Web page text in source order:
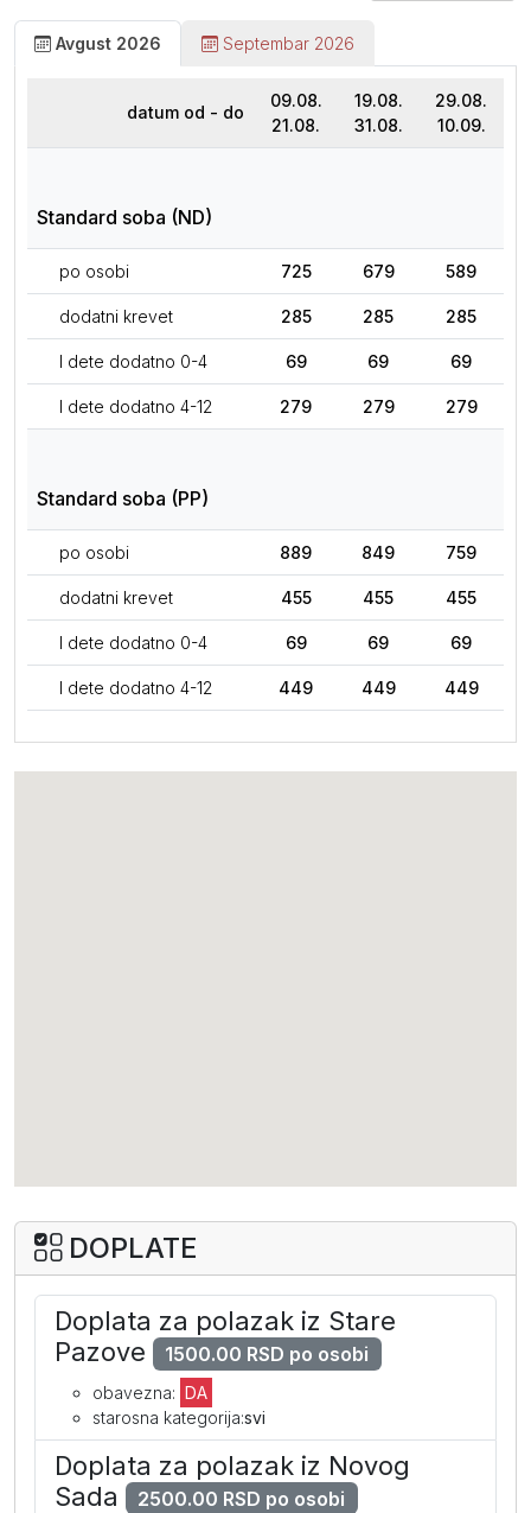
Avgust 2026 Septembar 2026
datum od - do
09.08.
21.08.
19.08.
31.08.
29.08.
10.09.
Standard soba (ND)
po osobi 725 679 589
dodatni krevet 285 285 285
I dete dodatno 0-4 69 69 69
I dete dodatno 4-12 279 279 279
Standard soba (PP)
po osobi 889 849 759
dodatni krevet 455 455 455
I dete dodatno 0-4 69 69 69
I dete dodatno 4-12 449 449 449
DOPLATE
Doplata za polazak iz Stare
Pazove
1500.00 RSD po osobi
obavezna: DA
starosna kategorija:svi
Doplata za polazak iz Novog
Sada
2500.00 RSD po osobi